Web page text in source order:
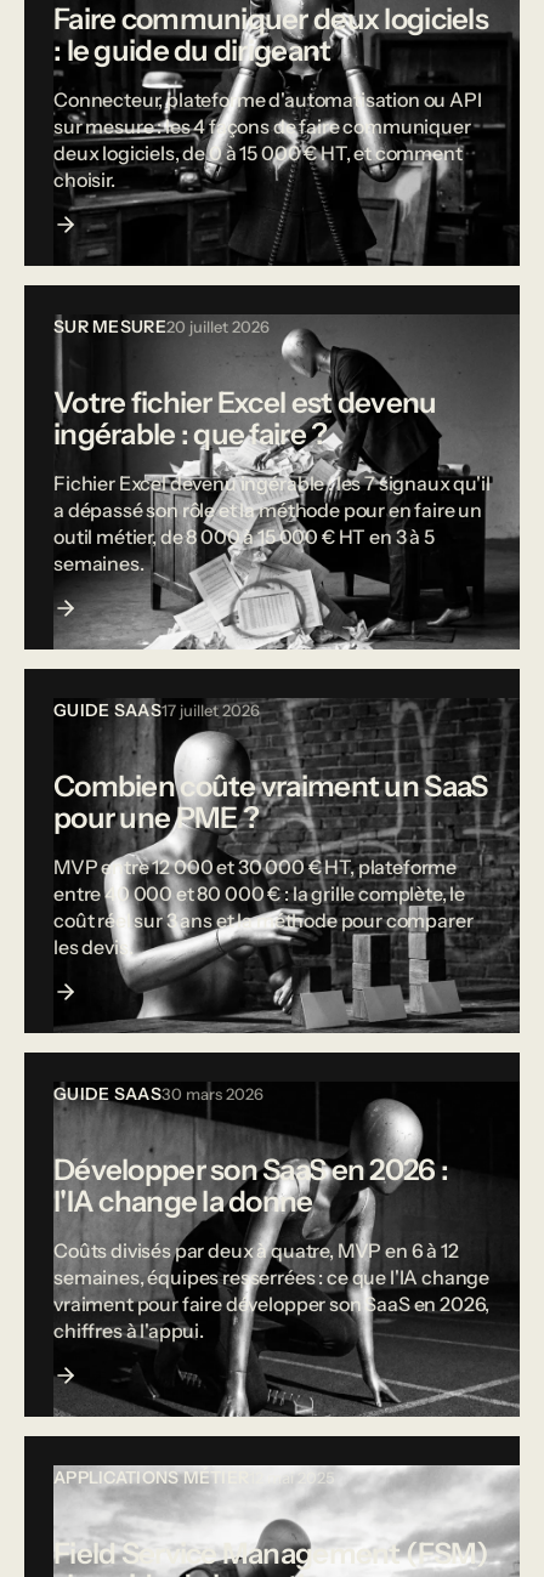
Faire communiquer deux logiciels
: le guide du dirigeant
Connecteur, plateforme d'automatisation ou API
sur mesure : les 4 façons de faire communiquer
deux logiciels, de 0 à 15 000 € HT, et comment
choisir.
SUR MESURE20 juillet 2026
Votre fichier Excel est devenu
ingérable : que faire ?
Fichier Excel devenu ingérable : les 7 signaux qu'il
a dépassé son rôle et la méthode pour en faire un
outil métier, de 8 000 à 15 000 € HT en 3 à 5
semaines.
GUIDE SAAS17 juillet 2026
Combien coûte vraiment un SaaS
pour une PME ?
MVP entre 12 000 et 30 000 € HT, plateforme
entre 40 000 et 80 000 € : la grille complète, le
coût réel sur 3 ans et la méthode pour comparer
les devis.
GUIDE SAAS30 mars 2026
Développer son SaaS en 2026 :
l'IA change la donne
Coûts divisés par deux à quatre, MVP en 6 à 12
semaines, équipes resserrées : ce que l'IA change
vraiment pour faire développer son SaaS en 2026,
chiffres à l'appui.
APPLICATIONS MÉTIER 12 mai 2025
Field Service Management (FSM)